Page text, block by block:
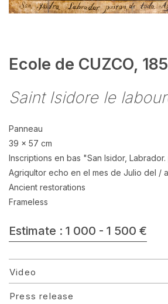
Ecole de CUZCO,
Saint Isidore le
Panneau
39 x 57 cm
Inscriptions en bas "San Isidor,
Agriqultor echo en el mes de Julio del /
Ancient restorations
Frameless
Estimate : 1 000 - 1 500 €
Video
Press release